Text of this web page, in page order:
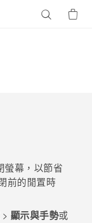
螢幕，以節省
前的閒置時
> 顯示與手勢或